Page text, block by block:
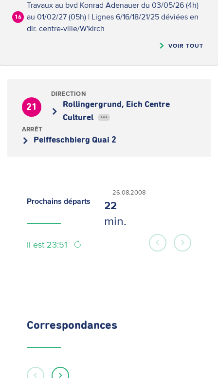
16
Travaux au bvd Konrad Adenauer du 03/05/26 (4h)
au 01/02/27 (05h) | Lignes 6/16/18/21/25 déviées en
dir. centre-ville/W'kirch
VOIR TOUT
21
DIRECTION
Rollingergrund, Eich Centre
Culturel
•••
ARRÊT
Peiffeschbierg Quai 2
Prochains départs
Il est 23:51
26.08.2008
22
min.
Correspondances